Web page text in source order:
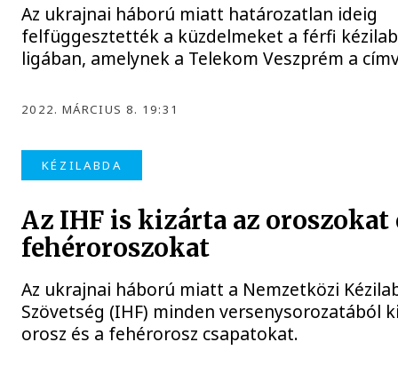
Az ukrajnai háború miatt határozatlan ideig
felfüggesztették a küzdelmeket a férfi
ligában, amelynek a Telekom Veszprém a
2022. MÁRCIUS 8. 19:31
KÉZILABDA
Az IHF is kizárta az oroszokat
fehéroroszokat
Az ukrajnai háború miatt a Nemzetközi
Szövetség (IHF) minden versenysorozatából
orosz és a fehérorosz csapatokat.